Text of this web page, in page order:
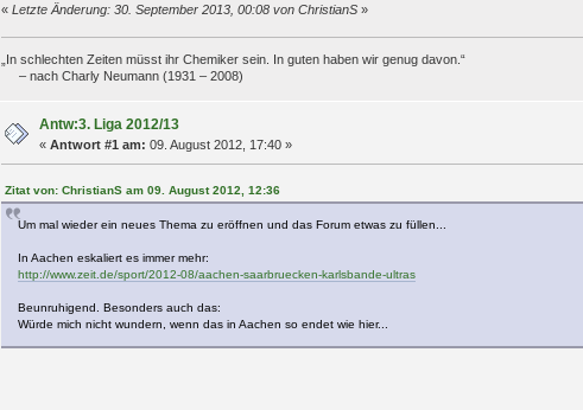
« Letzte Änderung: 30. September 2013, 00:08 von ChristianS»
„In schlechten Zeiten müsst ihr Chemiker sein. In guten haben wir genug davon.“
– nach Charly Neumann (1931 – 2008)
Antw:3. Liga 2012/13
«Antwort #1 am: 09. August 2012, 17:40 »
Zitat von: ChristianS am 09. August 2012, 12:36
Um mal wieder ein neues Thema zu eröffnen und das Forum etwas zu füllen...
In Aachen eskaliert es immer mehr:
http://www.zeit.de/sport/2012-08/aachen-saarbruecken-karlsbande-ultras
Beunruhigend. Besonders auch das:
Würde mich nicht wundern, wenn das in Aachen so endet wie hier...